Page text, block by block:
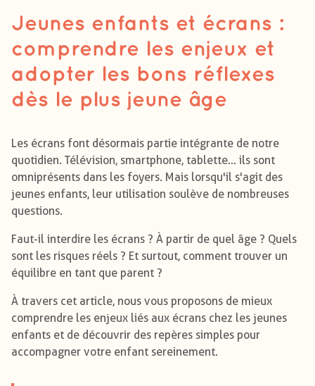
Jeunes enfants et écrans :
comprendre les enjeux et
adopter les bons réflexes
dès le plus jeune âge
Les écrans font désormais partie intégrante de notre
quotidien. Télévision, smartphone, tablette... ils sont
omniprésents dans les foyers. Mais lorsqu'il s'agit des
jeunes enfants, leur utilisation soulève de nombreuses
questions.
Faut-il interdire les écrans ? À partir de quel âge ? Quels
sont les risques réels ? Et surtout, comment trouver un
équilibre en tant que parent ?
À travers cet article, nous vous proposons de mieux
comprendre les enjeux liés aux écrans chez les jeunes
enfants et de découvrir des repères simples pour
accompagner votre enfant sereinement.